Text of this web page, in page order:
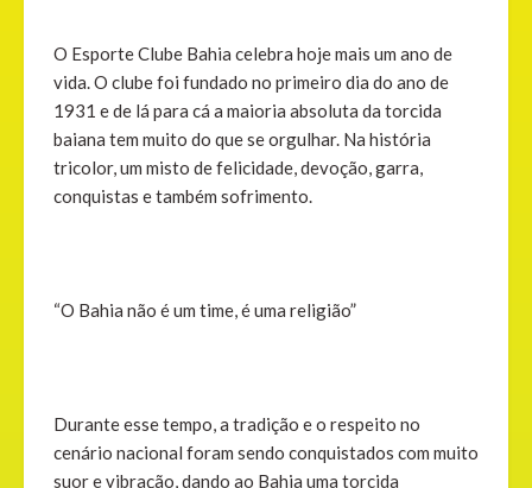
O Esporte Clube Bahia celebra hoje mais um ano de
vida. O clube foi fundado no primeiro dia do ano de
1931 e de lá para cá a maioria absoluta da torcida
baiana tem muito do que se orgulhar. Na história
tricolor, um misto de felicidade, devoção, garra,
conquistas e também sofrimento.
“O Bahia não é um time, é uma religião”
Durante esse tempo, a tradição e o respeito no
cenário nacional foram sendo conquistados com muito
suor e vibração, dando ao Bahia uma torcida